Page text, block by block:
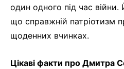
один одного під час
що справжній патріотизм
щоденних вчинках.
Цікаві факти про Дмитра